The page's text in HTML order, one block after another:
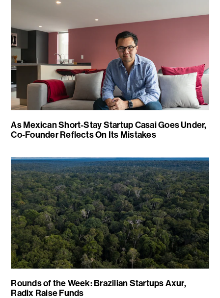
As Mexican Short-Stay Startup Casai Goes Under,
Co-Founder Reflects On Its Mistakes
Rounds of the Week: Brazilian Startups Axur,
Radix Raise Funds